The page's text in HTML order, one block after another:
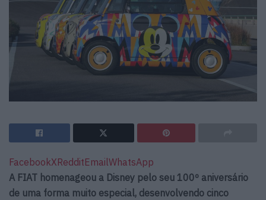
FacebookXRedditEmailWhatsApp
A FIAT homenageou a Disney pelo seu 100º aniversário
de uma forma muito especial, desenvolvendo cinco